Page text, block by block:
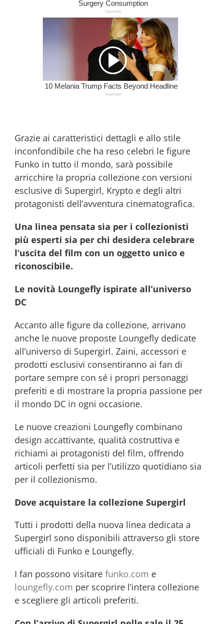
Grazie ai caratteristici dettagli e allo stile
inconfondibile che ha reso celebri le figure
Funko in tutto il mondo, sarà possibile
arricchire la propria collezione con versioni
esclusive di Supergirl, Krypto e degli altri
protagonisti dell’avventura cinematografica.
Una linea pensata sia per i collezionisti
più esperti sia per chi desidera celebrare
l’uscita del film con un oggetto unico e
riconoscibile.
Le novità Loungefly ispirate all’universo
DC
Accanto alle figure da collezione, arrivano
anche le nuove proposte Loungefly dedicate
all’universo di Supergirl. Zaini, accessori e
prodotti esclusivi consentiranno ai fan di
portare sempre con sé i propri personaggi
preferiti e di mostrare la propria passione per
il mondo DC in ogni occasione.
Le nuove creazioni Loungefly combinano
design accattivante, qualità costruttiva e
richiami ai protagonisti del film, offrendo
articoli perfetti sia per l’utilizzo quotidiano sia
per il collezionismo.
Dove acquistare la collezione Supergirl
Tutti i prodotti della nuova linea dedicata a
Supergirl sono disponibili attraverso gli store
ufficiali di Funko e Loungefly.
I fan possono visitare funko.com e
loungefly.com per scoprire l’intera collezione
e scegliere gli articoli preferiti.